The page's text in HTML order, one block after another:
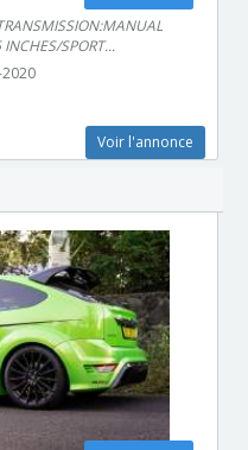
INCHES/SPORT...
Voir l'annonce